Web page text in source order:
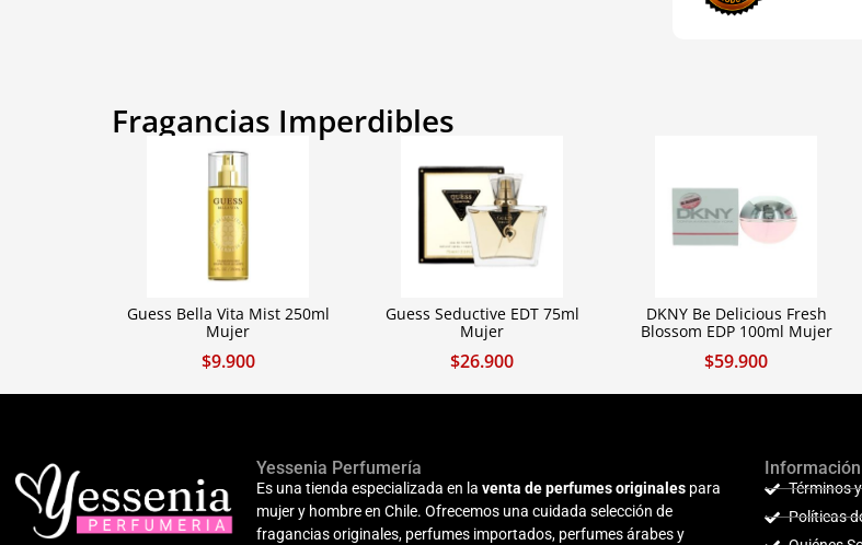
Fragancias Imperdibles
Guess Bella Vita Mist 250ml
Mujer
$9.900
Guess Seductive EDT 75ml
Mujer
$26.900
DKNY Be Delicious Fresh
Blossom EDP 100ml Mujer
$59.900
Yessenia Perfumería
Es una tienda especializada en laventa de perfumes originales para
mujer y hombre en Chile. Ofrecemos una cuidada selección de
fragancias originales, perfumes importados, perfumes árabes y
Información
Términos
Políticas